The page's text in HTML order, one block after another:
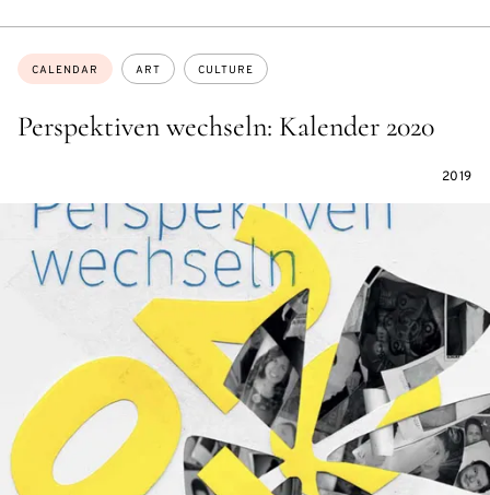
Perspektiven wechseln: Kalender 2020
Topics:
CALENDAR ART CULTURE
2019